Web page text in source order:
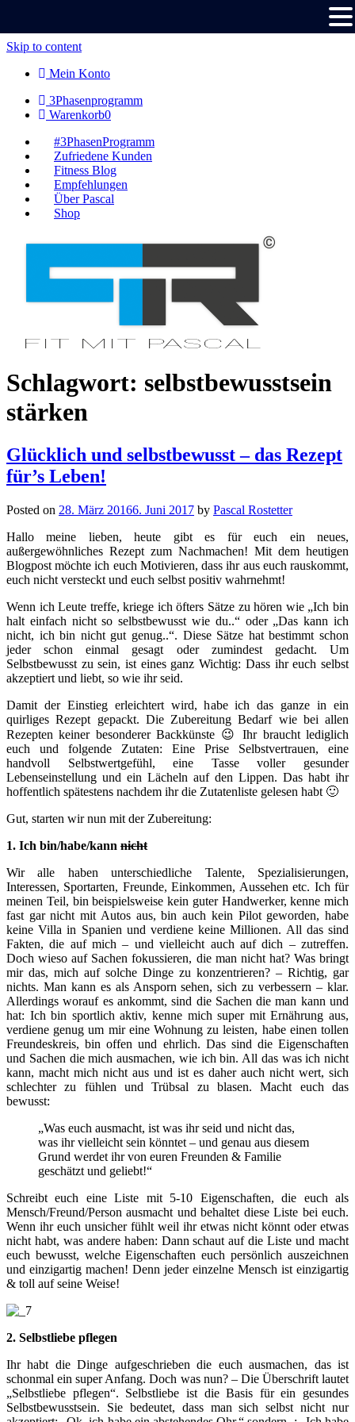
Skip to content
Mein Konto
3Phasenprogramm
Warenkorb0
#3PhasenProgramm
Zufriedene Kunden
Fitness Blog
Empfehlungen
Über Pascal
Shop
Schlagwort: selbstbewusstsein
stärken
Glücklich und selbstbewusst – das Rezept
für’s Leben!
Posted on 28. März 20166. Juni 2017 by Pascal Rostetter
Hallo meine lieben, heute gibt es für euch ein neues,
außergewöhnliches Rezept zum Nachmachen! Mit dem heutigen
Blogpost möchte ich euch Motivieren, dass ihr aus euch rauskommt,
euch nicht versteckt und euch selbst positiv wahrnehmt!
Wenn ich Leute treffe, kriege ich öfters Sätze zu hören wie „Ich bin
halt einfach nicht so selbstbewusst wie du..“ oder „Das kann ich
nicht, ich bin nicht gut genug..“. Diese Sätze hat bestimmt schon
jeder schon einmal gesagt oder zumindest gedacht. Um
Selbstbewusst zu sein, ist eines ganz Wichtig: Dass ihr euch selbst
akzeptiert und liebt, so wie ihr seid.
Damit der Einstieg erleichtert wird, habe ich das ganze in ein
quirliges Rezept gepackt. Die Zubereitung Bedarf wie bei allen
Rezepten keiner besonderer Backkünste 😉 Ihr braucht lediglich
euch und folgende Zutaten: Eine Prise Selbstvertrauen, eine
handvoll Selbstwertgefühl, eine Tasse voller gesunder
Lebenseinstellung und ein Lächeln auf den Lippen. Das habt ihr
hoffentlich spätestens nachdem ihr die Zutatenliste gelesen habt 🙂
Gut, starten wir nun mit der Zubereitung:
1. Ich bin/habe/kann nicht
Wir alle haben unterschiedliche Talente, Spezialisierungen,
Interessen, Sportarten, Freunde, Einkommen, Aussehen etc. Ich für
meinen Teil, bin beispielsweise kein guter Handwerker, kenne mich
fast gar nicht mit Autos aus, bin auch kein Pilot geworden, habe
keine Villa in Spanien und verdiene keine Millionen. All das sind
Fakten, die auf mich – und vielleicht auch auf dich – zutreffen.
Doch wieso auf Sachen fokussieren, die man nicht hat? Was bringt
mir das, mich auf solche Dinge zu konzentrieren? – Richtig, gar
nichts. Man kann es als Ansporn sehen, sich zu verbessern – klar.
Allerdings worauf es ankommt, sind die Sachen die man kann und
hat: Ich bin sportlich aktiv, kenne mich super mit Ernährung aus,
verdiene genug um mir eine Wohnung zu leisten, habe einen tollen
Freundeskreis, bin offen und ehrlich. Das sind die Eigenschaften
und Sachen die mich ausmachen, wie ich bin. All das was ich nicht
kann, macht mich nicht aus und ist es daher auch nicht wert, sich
schlechter zu fühlen und Trübsal zu blasen. Macht euch das
bewusst:
„Was euch ausmacht, ist was ihr seid und nicht das,
was ihr vielleicht sein könntet – und genau aus diesem
Grund werdet ihr von euren Freunden & Familie
geschätzt und geliebt!“
Schreibt euch eine Liste mit 5-10 Eigenschaften, die euch als
Mensch/Freund/Person ausmacht und behaltet diese Liste bei euch.
Wenn ihr euch unsicher fühlt weil ihr etwas nicht könnt oder etwas
nicht habt, was andere haben: Dann schaut auf die Liste und macht
euch bewusst, welche Eigenschaften euch persönlich auszeichnen
und einzigartig machen! Denn jeder einzelne Mensch ist einzigartig
& toll auf seine Weise!
2. Selbstliebe pflegen
Ihr habt die Dinge aufgeschrieben die euch ausmachen, das ist
schonmal ein super Anfang. Doch was nun? – Die Überschrift lautet
„Selbstliebe pflegen“. Selbstliebe ist die Basis für ein gesundes
Selbstbewusstsein. Sie bedeutet, dass man sich selbst nicht nur